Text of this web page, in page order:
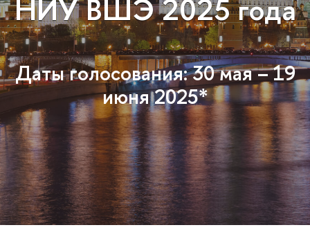
НИУ ВШЭ 2025 года
Даты голосования: 30 мая – 19
июня 2025*